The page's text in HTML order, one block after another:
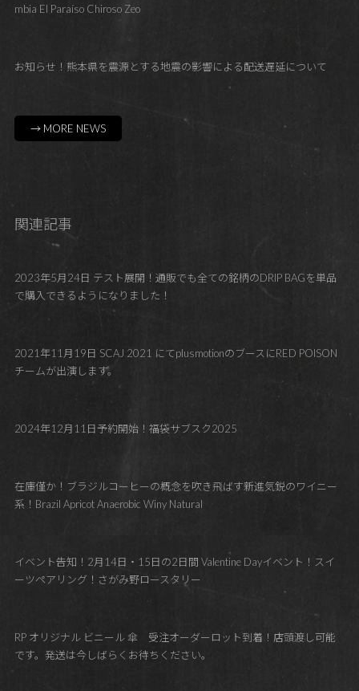
mbia El Paraíso Chiroso Zeo
お知らせ！熊本県を震源とする地震の影響による配送遅延について
→ MORE NEWS
関連記事
2023年5月24日 テスト展開！通販でも全ての銘柄のDRIP BAGを単品
で購入できるようになりました！
2021年11月19日 SCAJ 2021 にてplusmotionのブースにRED POISON
チームが出演します。
2024年12月11日予約開始！福袋サブスク2025
在庫僅か！ブラジルコーヒーの概念を吹き飛ばす新進気鋭のワイニー
系！Brazil Apricot Anaerobic Winy Natural
イベント告知！2月14日・15日の2日間 Valentine Dayイベント！スイ
ーツペアリング！さがみ野ロースタリー
RP オリジナル ビニール 傘 受注オーダーロット到着！店頭渡し可能
です。発送は今しばらくお待ちください。